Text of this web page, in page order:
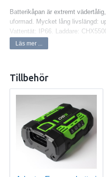
Batterikåpan är extremt
uformad. Mycket lång livslängd:
Vattentät: IP66. Laddare:
Passar samtliga handhållna
Röjsåg/trimmer STX3800 •
Läs mer ...
Tillbehör